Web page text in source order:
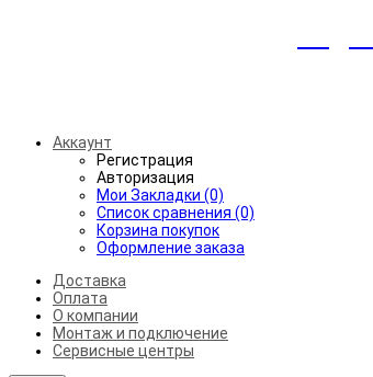
Аккаунт
Регистрация
Авторизация
Мои Закладки (0)
Список сравнения (0)
Корзина покупок
Оформление заказа
Доставка
Оплата
О компании
Монтаж и подключение
Сервисные центры